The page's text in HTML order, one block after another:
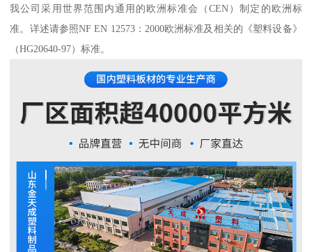
我公司采用世界范围内通用的欧洲标准会（CEN）制定的欧洲标
准。详述请参照NF EN 12573：2000欧洲标准及相关的《塑料设备》
（HG20640-97）标准。